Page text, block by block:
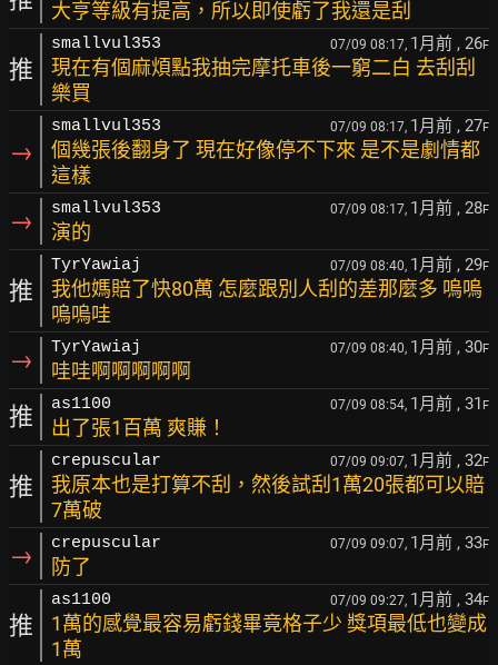
大亨等級有提高，所以即使虧了我還是刮
推
smallvul353 07/09 08:17, 1月前 , 26F
現在有個麻煩點我抽完摩托車後一窮二白 去刮刮
樂買
→
smallvul353 07/09 08:17, 1月前 , 27F
個幾張後翻身了 現在好像停不下來 是不是劇情都
這樣
→ smallvul353 07/09 08:17, 1月前 , 28F
演的
推
TyrYawiaj 07/09 08:40, 1月前 , 29F
我他媽賠了快80萬 怎麼跟別人刮的差那麼多 嗚嗚
嗚嗚哇
→ TyrYawiaj 07/09 08:40, 1月前 , 30F
哇哇啊啊啊啊啊
推 as1100 07/09 08:54, 1月前 , 31 F
出了張1百萬 爽賺！
推
crepuscular 07/09 09:07, 1月前 , 32F
我原本也是打算不刮，然後試刮1萬20張都可以賠
7萬破
→ crepuscular 07/09 09:07, 1月前 , 33F
防了
推
as1100 07/09 09:27, 1月前 , 34F
1萬的感覺最容易虧錢畢竟格子少 獎項最低也變成
1萬